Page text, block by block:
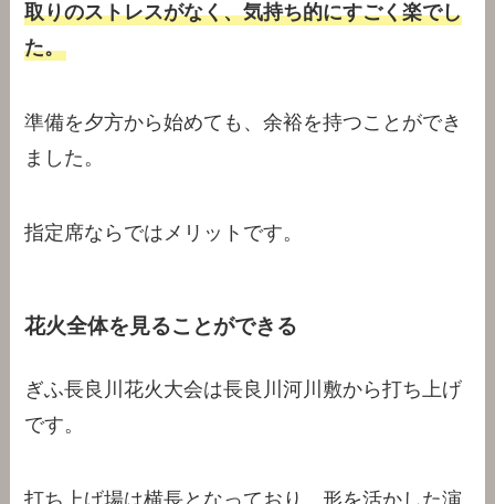
取りのストレスがなく、気持ち的にすごく楽でし
た。
準備を夕方から始めても、余裕を持つことができ
ました。
指定席ならではメリットです。
花火全体を見ることができ る
ぎふ長良川花火大会は長良川河川敷から打ち上げ
です。